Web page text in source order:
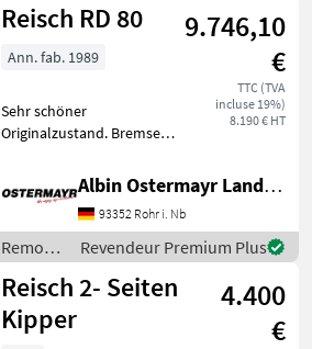
Reisch RD 80
9.746,10
€
TTC (TVA
incluse 19%)
8.190 € HT
Ann. fab. 1989
Sehr schöner
Originalzustand. Bremse
und Druckluftbremanlage
1-Kreis. Mit ABE, mit Plane.
Bordwände 500+400mm.
Zentralverriegelung
hydraul
Albin Ostermayr Landmaschinenhandel e.K.
93352 Rohr i. Nb
Remorques
/ Reisch
Revendeur Premium Plus
Reisch 2- Seiten
Kipper
4.400
€